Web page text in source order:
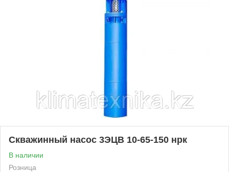
Скважинный насос 3ЭЦВ 10-65-150 нрк
В наличии
Розница